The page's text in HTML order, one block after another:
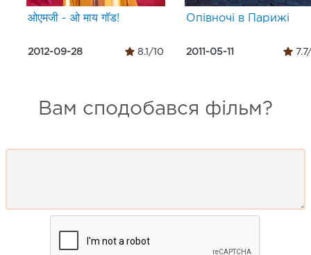
ओएमजी - ओ माय गॉड!
2012-09-28 8.1/10
Опівночі в Парижі
2011-05-11
Вам сподобався фільм?